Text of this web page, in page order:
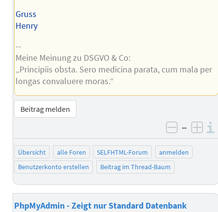
Gruss
Henry
--
Meine Meinung zu DSGVO & Co:
„Principiis obsta. Sero medicina parata, cum mala per
longas convaluere moras.“
Beitrag melden
negativ
–
Übersicht alle Foren SELFHTML-Forum
anmelden
Benutzerkonto erstellen
Beitrag im Thread-Baum
PhpMyAdmin - Zeigt nur Standard Datenbank